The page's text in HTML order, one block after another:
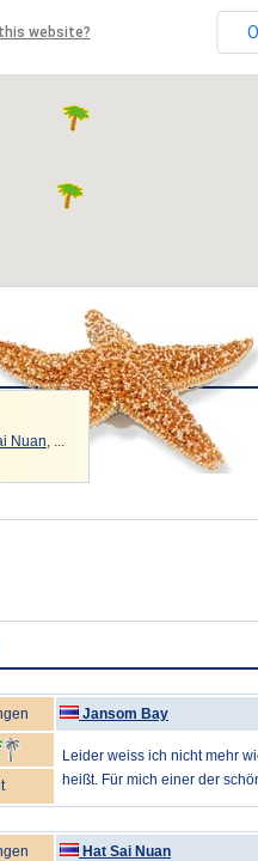
website?
Nuan, ...
Jansom Bay
Leider weiss ich nicht mehr
heißt. Für mich einer der
Hat Sai Nuan